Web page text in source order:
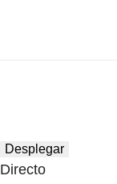
Desplegar
Directo